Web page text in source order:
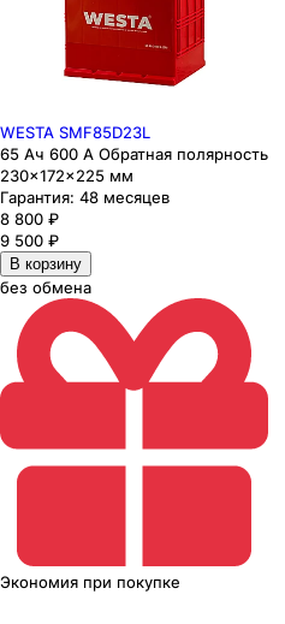
WESTA SMF85D23L
65 Ач 600 А Обратная полярность
230×172×225 мм
Гарантия: 48 месяцев
8 800 ₽
9 500 ₽
В корзину
без обмена
Экономия при покупке